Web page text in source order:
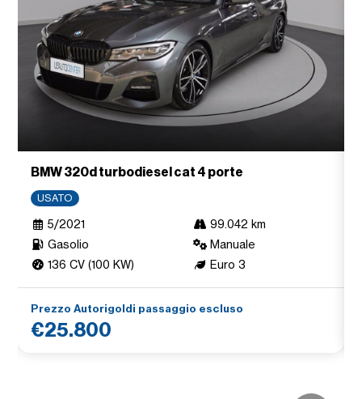
BMW 320d turbodiesel cat 4 porte
USATO
5/2021
99.042 km
Gasolio
Manuale
136 CV (100 KW)
Euro 3
Prezzo Autorigoldi passaggio escluso
€25.800